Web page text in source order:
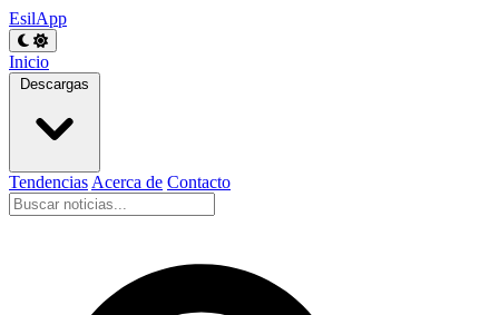
EsilApp
Inicio
Descargas
Tendencias Acerca de Contacto